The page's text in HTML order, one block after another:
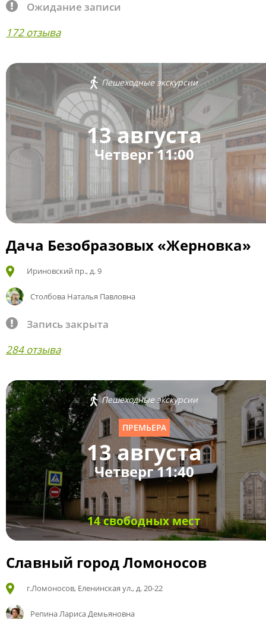
Ожидание записи
172 отзыва
Пешеходные экскурсии
13 августа
Четверг 11:00
Дача Безобразовых «Жерновка»
Ириновский пр., д. 9
Столбова Наталья Павловна
Запись закрыта
284 отзыва
Пешеходные экскурсии
ПРЕМЬЕРА
13 августа
Четверг 11:40
14 свободных мест
Славный город Ломоносов
г.Ломоносов, Еленинская ул., д. 20-22
Репина Лариса Демьяновна